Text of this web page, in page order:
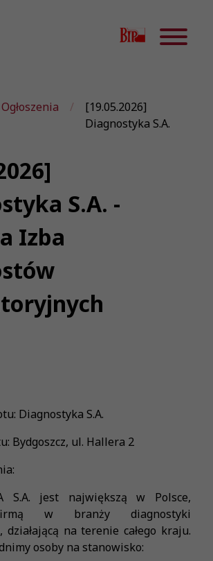
Ogłoszenia
[19.05.2026]
Diagnostyka S.A.
S.A. -
Izba
Diagnostyka S.A.
Bydgoszcz, ul. Hallera 2
S.A. jest największą w Polsce,
w branży diagnostyki
na terenie całego kraju.
osoby na stanowisko: